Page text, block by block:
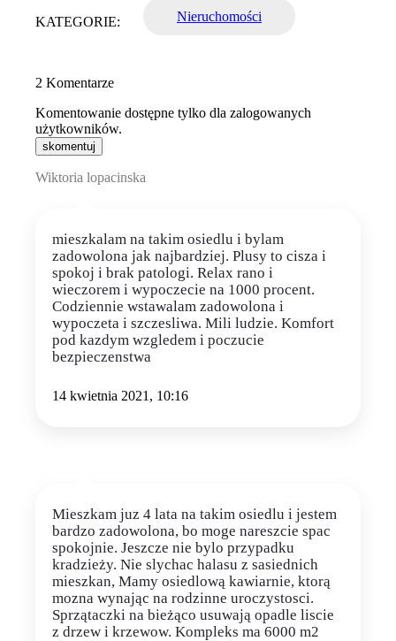
KATEGORIE: Nieruchomości
2 Komentarze
Komentowanie dostępne tylko dla zalogowanych
użytkowników.
skomentuj
Wiktoria lopacinska
mieszkalam na takim osiedlu i bylam
zadowolona jak najbardziej. Plusy to cisza i
spokoj i brak patologi. Relax rano i
wieczorem i wypoczecie na 1000 procent.
Codziennie wstawalam zadowolona i
wypoczeta i szczesliwa. Mili ludzie. Komfort
pod kazdym wzgledem i poczucie
bezpieczenstwa
14 kwietnia 2021, 10:16
Mieszkam juz 4 lata na takim osiedlu i jestem
bardzo zadowolona, bo moge nareszcie spac
spokojnie. Jeszcze nie bylo przypadku
kradzieży. Nie slychac halasu z sasiednich
mieszkan, Mamy osiedlową kawiarnie, ktorą
mozna wynając na rodzinne uroczystosci.
Sprzątaczki na bieżąco usuwają opadle liscie
z drzew i krzewow. Kompleks ma 6000 m2